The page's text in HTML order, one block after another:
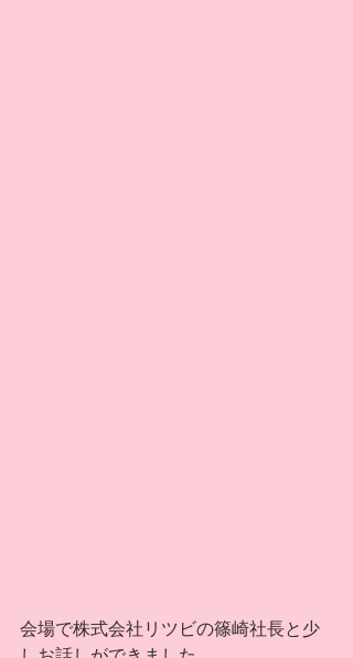
会場で株式会社リツビの篠崎社長と少